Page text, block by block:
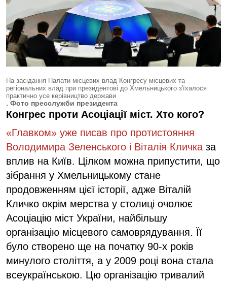
На засідання Палати місцевих влад Конгресу місцевих та
регіональних влад при президентові до Хмельницького з'їхалося
практично усе керівництво держави
. Фото пресслужби президента
Конгрес проти Асоціації міст. Хто кого?
«Главком» уже писав про протистояння
Володимира Зеленського і Віталія Кличка за
вплив на Київ. Цілком можна припустити, що
зібрання у Хмельницькому стане
продовженням цієї історії, адже Віталій
Кличко окрім мерства у столиці очолює
Асоціацію міст України, найбільшу
організацію місцевого самоврядування. Її
було створено ще на початку 90-х років
минулого століття, а у 2009 році вона стала
всеукраїнською. Цю організацію тривалий